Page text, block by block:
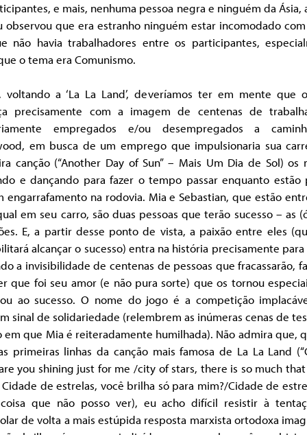
e mais, nenhuma pessoa negra e ninguém da Ásia,
observou que era estranho ninguém estar incomodado
não havia trabalhadores entre os participantes,
o tema era Comunismo.
voltando a ‘La La Land’, deveríamos ter em mente que
precisamente com a imagem de centenas de
empregados e/ou desempregados a
em busca de um emprego que impulsionaria sua
canção (“Another Day of Sun” – Mais Um Dia de Sol) os
e dançando para fazer o tempo passar enquanto estão
engarrafamento na rodovia. Mia e Sebastian, que estão
em seu carro, são duas pessoas que terão sucesso – as
E, a partir desse ponto de vista, a paixão entre eles
alcançar o sucesso) entra na história precisamente
a invisibilidade de centenas de pessoas que fracassarão,
que foi seu amor (e não pura sorte) que os tornou
ao sucesso. O nome do jogo é a competição
sinal de solidariedade (relembrem as inúmeras cenas de
em que Mia é reiteradamente humilhada). Não admira que,
primeiras linhas da canção mais famosa de La La Land
you shining just for me /city of stars, there is so much that
Cidade de estrelas, você brilha só para mim?/Cidade de
que não posso ver), eu acho difícil resistir à
de volta a mais estúpida resposta marxista ortodoxa